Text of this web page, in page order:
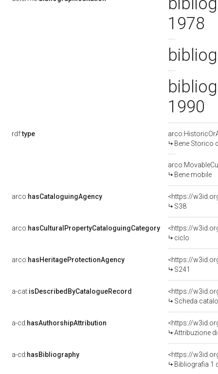
1978
1990
rdf:type
Bene Storico
Bene mobile
arco:hasCataloguingAgency
<https://
S38
arco:hasCulturalPropertyCataloguingCategory
<https://
ciclo
arco:hasHeritageProtectionAgency
<https://
S241
a-cat:isDescribedByCatalogueRecord
<https://
Scheda
a-cd:hasAuthorshipAttribution
Attribuzione
a-cd:hasBibliography
<https://
Bibliografia 1